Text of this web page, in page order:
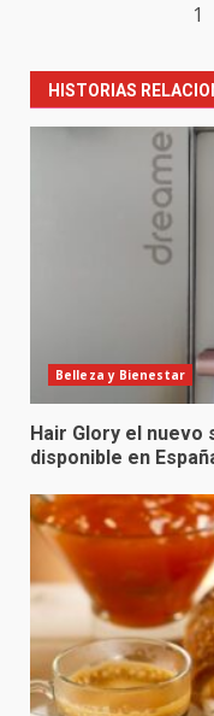
1
HISTORIAS
Belleza y Bienestar
Hair Glory el nuevo
disponible en